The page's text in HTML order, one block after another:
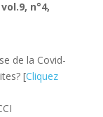
ol.9, n°4,
de la Covid-
[Cliquez